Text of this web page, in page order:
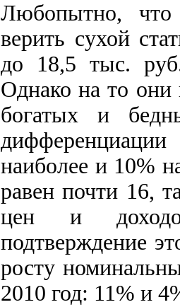
Любопытно, что
верить сухой
до 18,5 тыс.
Однако на то они
богатых и
наиболее и 10%
равен почти 16,
цен и
подтверждение
росту
2010 год: 11% и